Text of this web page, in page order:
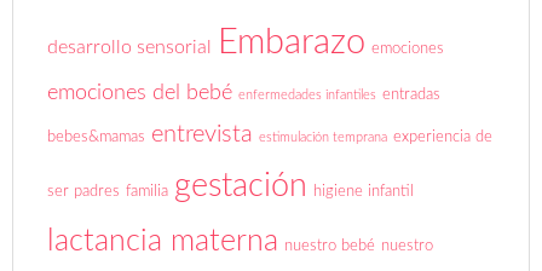
desarrollo sensorial Embarazo emociones
emociones del bebé enfermedades infantiles entradas
bebes&mamas entrevista estimulación temprana experiencia de
ser padres familia gestación higiene infantil
lactancia materna nuestro bebé nuestro